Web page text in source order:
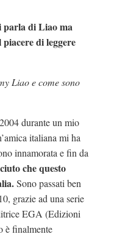
parla di Liao ma
di leggere
Liao e come sono
durante un mio
italiana mi ha
innamorata e fin da
che questo
Sono passati ben
grazie ad una serie
EGA (Edizioni
è finalmente